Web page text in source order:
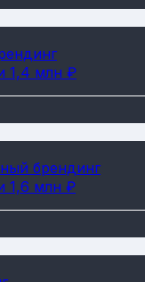
1,4 млн ₽
брендинг
1,6 млн ₽